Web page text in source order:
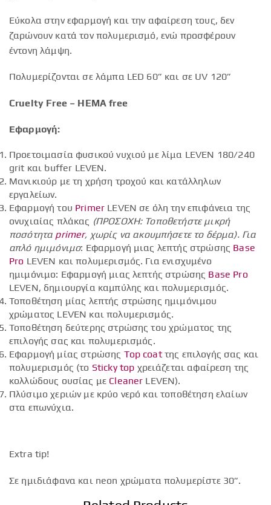
Εύκολα στην εφαρμογή και την αφαίρεση τους, δεν
ζαρώνουν κατά τον πολυμερισμό, ενώ προσφέρουν
έντονη λάμψη.
Πολυμερίζονται σε λάμπα LED 60” και σε UV 120”
Cruelty Free – HEMA free
Εφαρμογή:
Προετοιμασία φυσικού νυχιού με λίμα LEVEN 180/240
grit και buffer LEVEN.
Μανικιούρ με τη χρήση τροχού και κατάλληλων
εργαλείων.
Εφαρμογή του Primer LEVEN σε όλη την επιφάνεια της
ονυχιαίας πλάκας (ΠΡΟΣΟΧΗ: Τοποθετήστε μικρή
ποσότητα primer, χωρίς να ακουμπήσετε το δέρμα).Για
απλό ημιμόνιμο: Εφαρμογή μιας λεπτής στρώσης Base
Pro LEVEN και πολυμερισμός. Για ενισχυμένο
ημιμόνιμο: Εφαρμογή μιας λεπτής στρώσης Base Pro
LEVEN, δημιουργία καμπύλης και πολυμερισμός.
Τοποθέτηση μίας λεπτής στρώσης ημιμόνιμου
χρώματος LEVEN και πολυμερισμός.
Τοποθέτηση δεύτερης στρώσης του χρώματος της
επιλογής σας και πολυμερισμός.
Εφαρμογή μίας στρώσης Top coatτης επιλογής σας και
πολυμερισμός (το Sticky top χρειάζεται αφαίρεση της
κολλώδους ουσίας με Cleaner LEVEN).
Πλύσιμο χεριών με κρύο νερό και τοποθέτηση ελαίων
στα επωνύχια.
Extra tip!
Σε ημιδιάφανα και neon χρώματα πολυμερίστε 30”.